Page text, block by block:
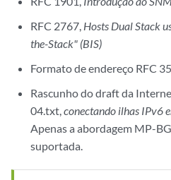
RFC 2767, Hosts Dual Stack
the-Stack" (BIS)
Formato de endereço RFC
Rascunho do draft da
04.txt,conectando ilhas IPv6
Apenas a abordagem MP-
suportada.